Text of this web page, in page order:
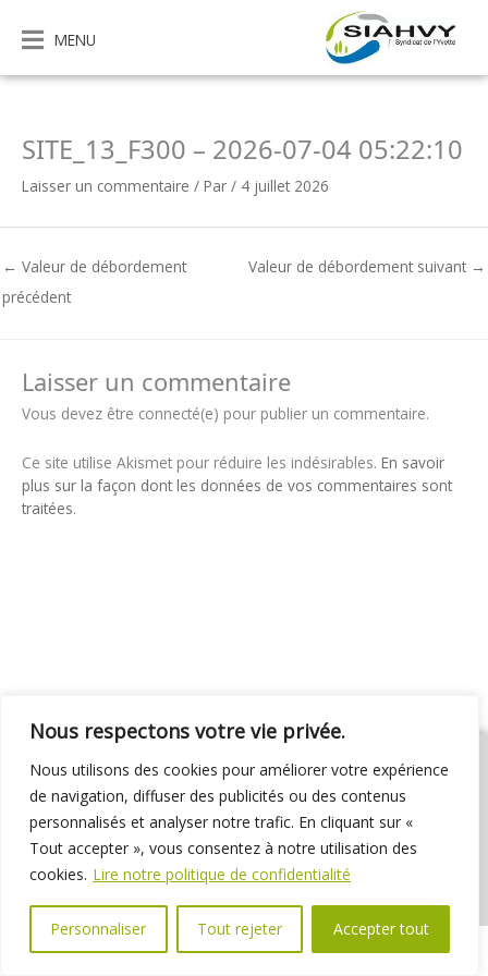
Nous respectons votre vie privée.
Nous utilisons des cookies pour améliorer votre expérience
de navigation, diffuser des publicités ou des contenus
personnalisés et analyser notre trafic. En cliquant sur «
Tout accepter », vous consentez à notre utilisation des
cookies. Lire notre politique de confidentialité
Personnaliser Tout rejeter Accepter tout
contenu
MENU
SITE_13_F300 – 2026-07-04 05:22:10
Laisser un commentaire / Par / 4 juillet 2026
← Valeur de débordement
précédent
Valeur de débordement suivant →
Laisser un commentaire
Vous devez être connecté(e) pour publier un commentaire.
Ce site utilise Akismet pour réduire les indésirables. En savoir
plus sur la façon dont les données de vos commentaires sont
traitées.
01 69 31 72 10 01 69 31 37 31
Nous contacter
Espace élus
Marchés publics Délibérations